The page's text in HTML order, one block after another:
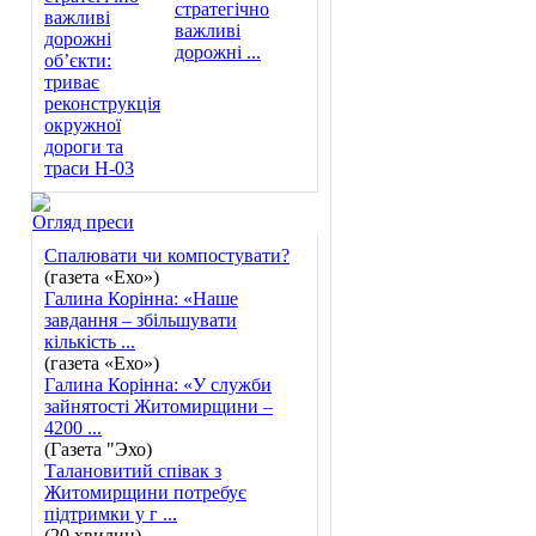
стратегічно
важливі
дорожні ...
Огляд преси
Спалювати чи компостувати?
(газета «Ехо»)
Галина Корінна: «Наше
завдання – збільшувати
кількість ...
(газета «Ехо»)
Галина Корінна: «У служби
зайнятості Житомирщини –
4200 ...
(Газета "Эхо)
Талановитий співак з
Житомирщини потребує
підтримки у г ...